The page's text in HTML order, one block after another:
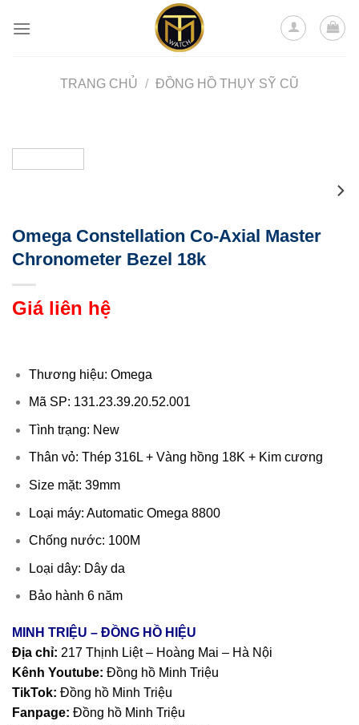
TRANG CHỦ / ĐỒNG HỒ THỤY SỸ CŨ
Omega Constellation Co‑Axial Master
Chronometer Bezel 18k
Giá liên hệ
Thương hiệu: Omega
Mã SP: 131.23.39.20.52.001
Tình trạng: New
Thân vỏ: Thép 316L + Vàng hồng 18K + Kim cương
Size mặt: 39mm
Loại máy: Automatic Omega 8800
Chống nước: 100M
Loại dây: Dây da
Bảo hành 6 năm
MINH TRIỆU – ĐỒNG HỒ HIỆU
Địa chỉ: 217 Thịnh Liệt – Hoàng Mai – Hà Nội
Kênh Youtube: Đồng hồ Minh Triệu
TikTok: Đồng hồ Minh Triệu
Fanpage: Đồng hồ Minh Triệu